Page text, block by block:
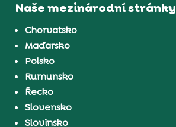
Naše mezinárodní stránky
Chorvatsko
Maďarsko
Polsko
Rumunsko
Řecko
Slovensko
Slovinsko